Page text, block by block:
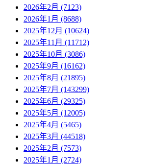
2026年2月 (7123)
2026年1月 (8688)
2025年12月 (10624)
2025年11月 (11712)
2025年10月 (3086)
2025年9月 (16162)
2025年8月 (21895)
2025年7月 (143299)
2025年6月 (29325)
2025年5月 (12005)
2025年4月 (5465)
2025年3月 (44518)
2025年2月 (7573)
2025年1月 (2724)